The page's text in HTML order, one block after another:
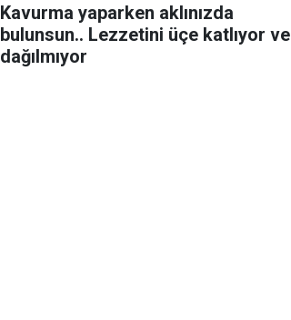
Kavurma yaparken aklınızda
bulunsun.. Lezzetini üçe katlıyor ve
dağılmıyor